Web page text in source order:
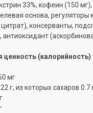
33%, кофеин (150
основа, регуляторы
консерванты,
ценность
мг
г, из которых сахаров 0.7